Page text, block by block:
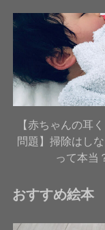
【赤ちゃんの耳
問題】掃除はし
って本当
おすすめ絵本